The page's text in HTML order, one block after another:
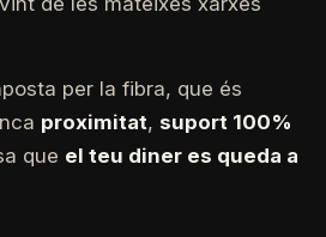
per la fibra, que és
proximitat, suport 100%
que el teu diner es queda a